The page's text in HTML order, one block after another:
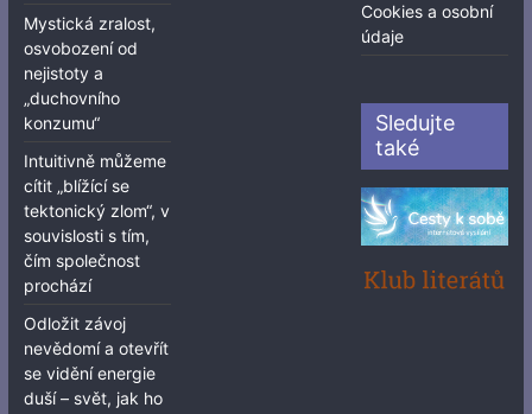
Mystická zralost,
osvobození od
nejistoty a
„duchovního
konzumu“
Intuitivně můžeme
cítit „blížící se
tektonický zlom“, v
souvislosti s tím,
čím společnost
prochází
Odložit závoj
nevědomí a otevřít
se vidění energie
duší – svět, jak ho
Cookies a osobní
údaje
Sledujte
také